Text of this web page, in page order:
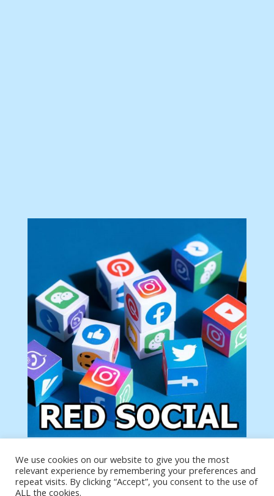
Tu anuncio va aquí
Podemos poner tu anuncio aquí con un link de tu
producto o página
We use cookies on our website to give you the most
relevant experience by remembering your preferences and
repeat visits. By clicking “Accept”, you consent to the use of
ALL the cookies.